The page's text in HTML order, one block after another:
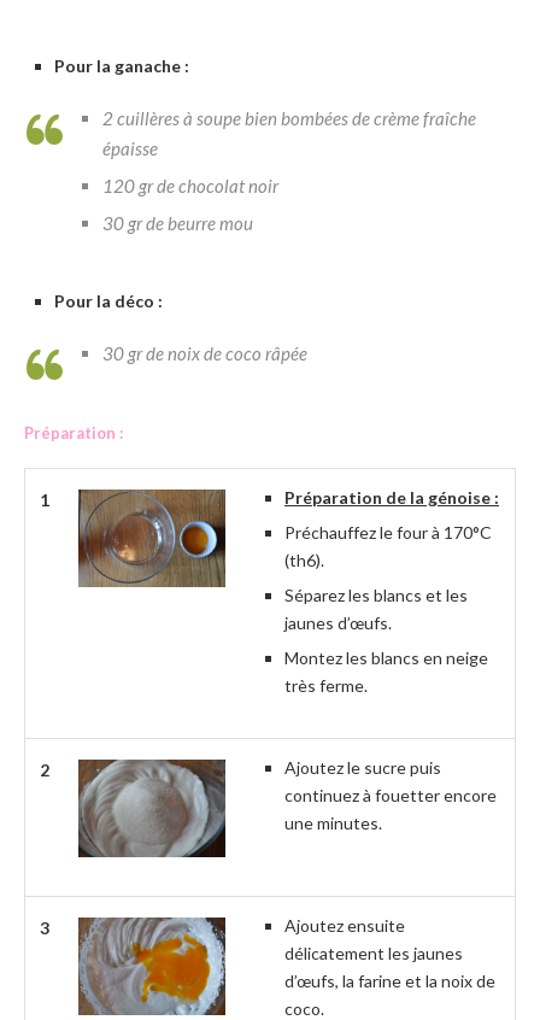
Pour la ganache :
2 cuillères à soupe bien bombées de crème fraîche
épaisse
120 gr de chocolat noir
30 gr de beurre mou
Pour la déco :
30 gr de noix de coco râpée
Préparation :
1
Préparation de la génoise :
Préchauffez le four à 170°C
(th6).
Séparez les blancs et les
jaunes d’œufs.
Montez les blancs en neige
très ferme.
2
Ajoutez le sucre puis
continuez à fouetter encore
une minutes.
3
Ajoutez ensuite
délicatement les jaunes
d’œufs, la farine et la noix de
coco.